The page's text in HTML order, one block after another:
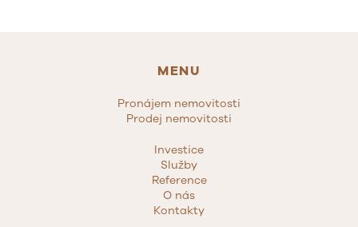
MENU
Pronájem nemovitosti
Prodej nemovitosti
Investice
Služby
Reference
O nás
Kontakty